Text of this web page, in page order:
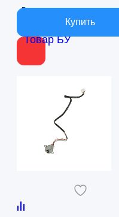
Товар БУ
В наличии